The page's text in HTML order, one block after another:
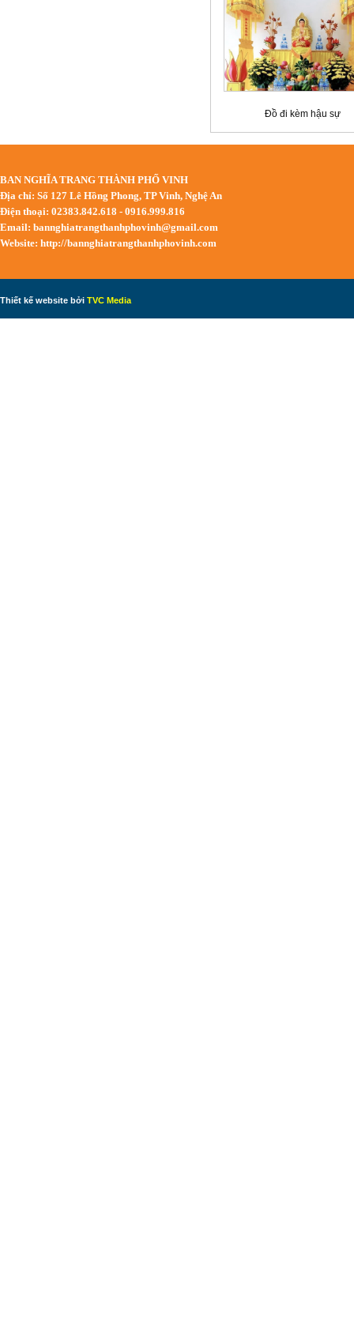
Đồ đi kèm hậu sự
BAN NGHĨA TRANG THÀNH PHỐ VINH
Địa chỉ: Số 127 Lê Hồng Phong, TP Vinh, Nghệ An
Điện thoại: 02383.842.618 - 0916.999.816
Email: bannghiatrangthanhphovinh@gmail.com
Website: http://bannghiatrangthanhphovinh.com
Thiết kế website bởi TVC Media